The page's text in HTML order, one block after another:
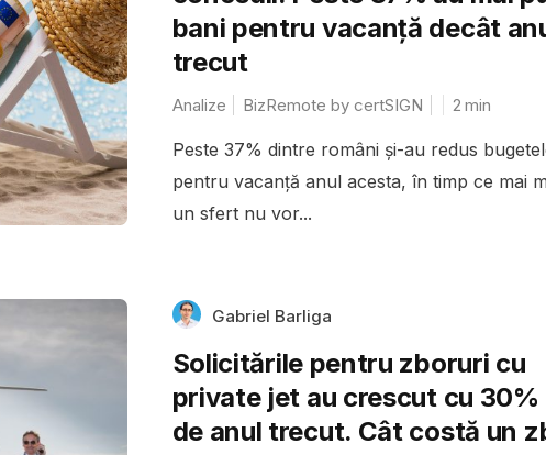
bani pentru vacanță decât
trecut
Analize BizRemote by certSIGN 2 min
Peste 37% dintre români și-au redus
pentru vacanță anul acesta, în timp ce mai
un sfert nu vor...
Gabriel Barliga
Solicitările pentru zboruri cu
private jet au crescut cu
de anul trecut. Cât costă un